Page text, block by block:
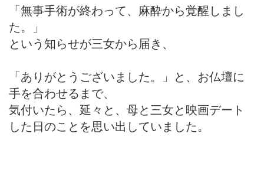
「無事手術が終わって、麻酔から覚醒しまし
た。」
という知らせが三女から届き、
「ありがとうございました。」と、お仏壇に
手を合わせるまで、
気付いたら、延々と、母と三女と映画デート
した日のことを思い出していました。